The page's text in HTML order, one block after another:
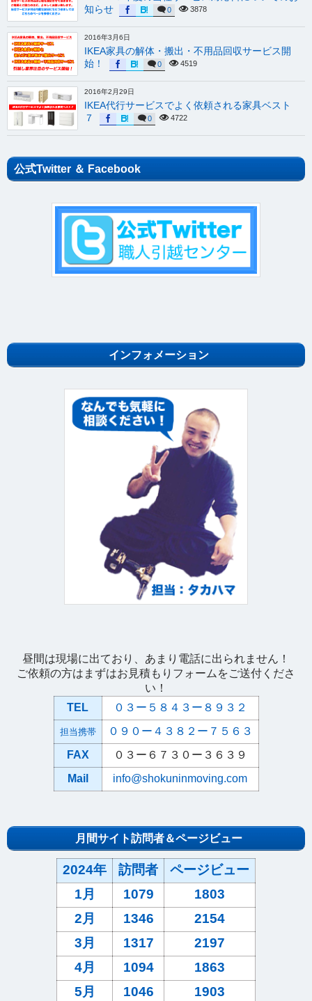
知らせ
0 3878
2016年3月6日
IKEA家具の解体・搬出・不用品回収サービス開
始！
0 4519
2016年2月29日
IKEA代行サービスでよく依頼される家具ベスト
７
0 4722
公式Twitter ＆ Facebook
インフォメーション
昼間は現場に出ており、あまり電話に出られません！
ご依頼の方はまずはお見積もりフォームをご送付くださ
い！
TEL
０３ー５８４３ー８９３２
担当携帯
０９０ー４３８２ー７５６３
FAX
０３ー６７３０ー３６３９
Mail
info@shokuninmoving.com
月間サイト訪問者＆ページビュー
2024年 訪問者
ページビュー
1月
1079
1803
2月
1346
2154
3月
1317
2197
4月
1094
1863
5月
1046
1903